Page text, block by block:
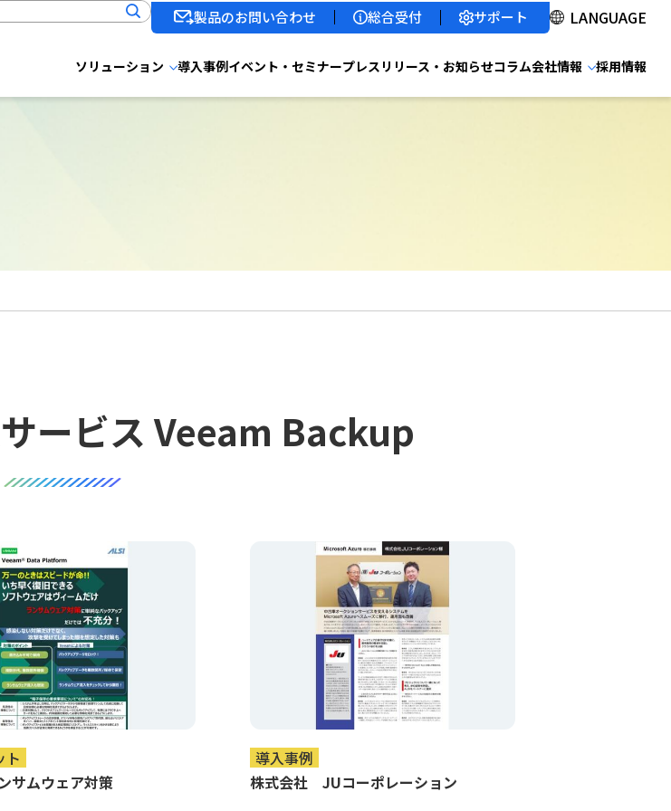
製品のお問い合わせ 総合受付 サポート
ソリューション 導入事例イベント・セミナープレスリリース・お知らせコラム会社情報 採用情報
ービス Veeam Backup
ト
サムウェア対策
導入事例
株式会社 JUコーポレーション